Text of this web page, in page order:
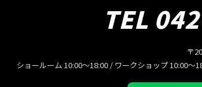
TEL
〒
ショールーム 10:00〜18:00 / ワークショップ 10:00〜